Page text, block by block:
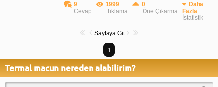
9
Cevap
1999
Tıklama
0
Öne Çıkarma
Daha
Fazla
İstatistik
Sayfaya Git
1
Termal macun nereden alabilirim?